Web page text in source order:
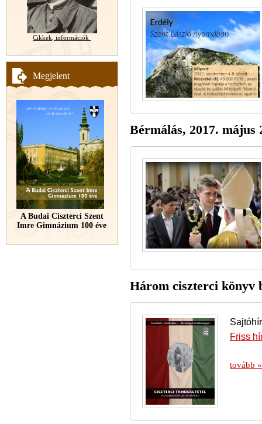
Cikkek, információk
Megjelent
A Budai Ciszterci Szent
Imre Gimnázium 100 éve
Bérmálás, 2017. május
Három ciszterci könyv
Friss
tovább »